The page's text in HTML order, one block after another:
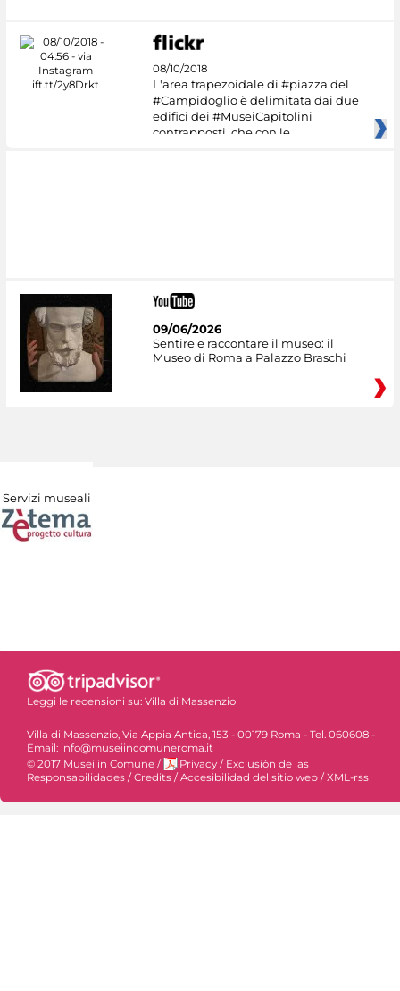
08/10/2018
L'area trapezoidale di #piazza del
#Campidoglio è delimitata dai due
edifici dei #MuseiCapitolini
contrapposti, che con le
09/06/2026
Sentire e raccontare il museo: il
Museo di Roma a Palazzo Braschi
Servizi museali
Leggi le recensioni su: Villa di Massenzio
Villa di Massenzio, Via Appia Antica, 153 - 00179 Roma - Tel. 060608 -
Email: info@museiincomuneroma.it
© 2017 Musei in Comune / Privacy / Exclusiòn de las
Responsabilidades /Credits /Accesibilidad del sitio web /XML-rss